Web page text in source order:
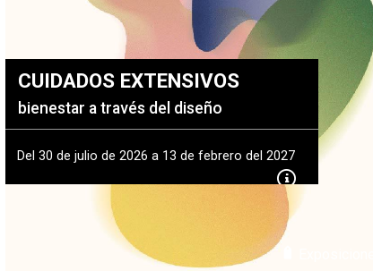
Tiendas de diseño
DE ARTES VISUALES
PRENSA
CUIDADOS EXTENSIVOS
bienestar a través del diseño
Del 30 de julio de 2026 a 13 de febrero del 2027